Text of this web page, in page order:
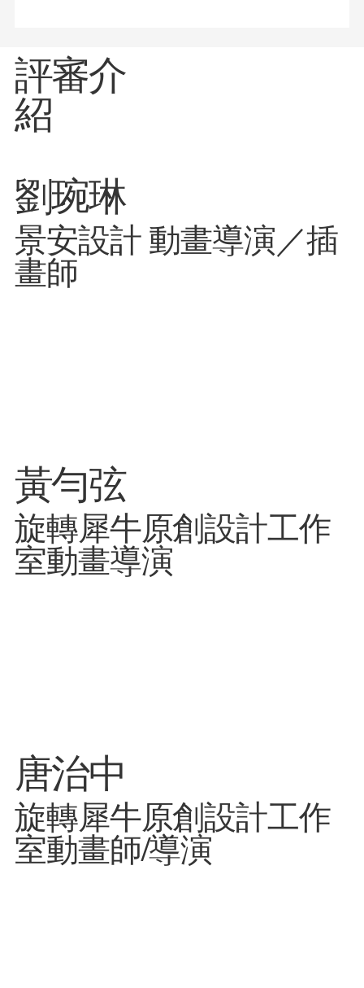
評審介
紹
劉琬琳
景安設計 動畫導演／插
畫師
黃勻弦
旋轉犀牛原創設計工作
室動畫導演
唐治中
旋轉犀牛原創設計工作
室動畫師/導演